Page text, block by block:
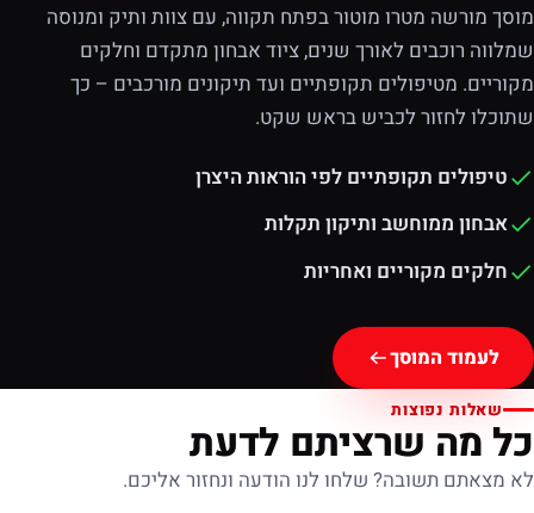
מוסך מורשה מטרו מוטור בפתח תקווה, עם צוות ותיק ומנוסה
שמלווה רוכבים לאורך שנים, ציוד אבחון מתקדם וחלקים
מקוריים. מטיפולים תקופתיים ועד תיקונים מורכבים – כך
שתוכלו לחזור לכביש בראש שקט.
טיפולים תקופתיים לפי הוראות היצרן
אבחון ממוחשב ותיקון תקלות
חלקים מקוריים ואחריות
לעמוד המוסך
שאלות נפוצות
כל מה שרציתם לדעת
לא מצאתם תשובה? שלחו לנו הודעה ונחזור אליכם.